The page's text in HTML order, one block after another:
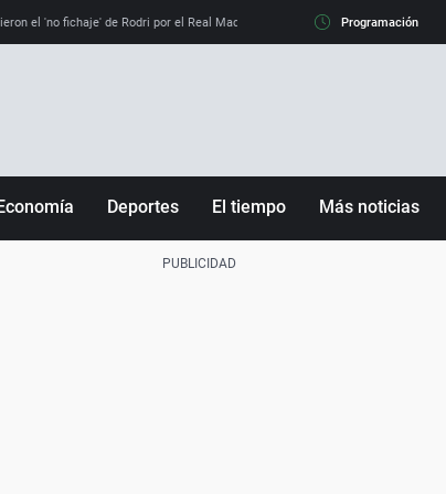
el 'no fichaje' de Rodri por el Real Madrid y su 'sí' al Barça La llamada
Programación
Deportes El tiempo Más noticias